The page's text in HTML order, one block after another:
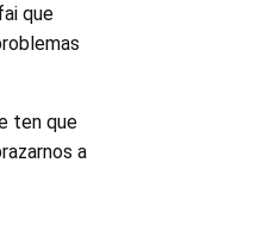
que
ten que
a